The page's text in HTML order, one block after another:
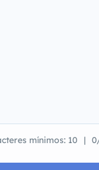
mínimos: 10